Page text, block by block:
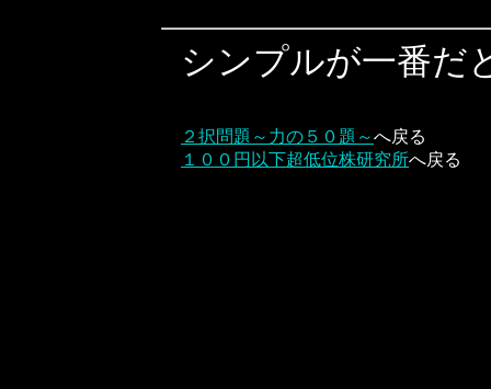
シンプルが一番だ
２択問題～力の５０題～へ戻る
１００円以下超低位株研究所へ戻る